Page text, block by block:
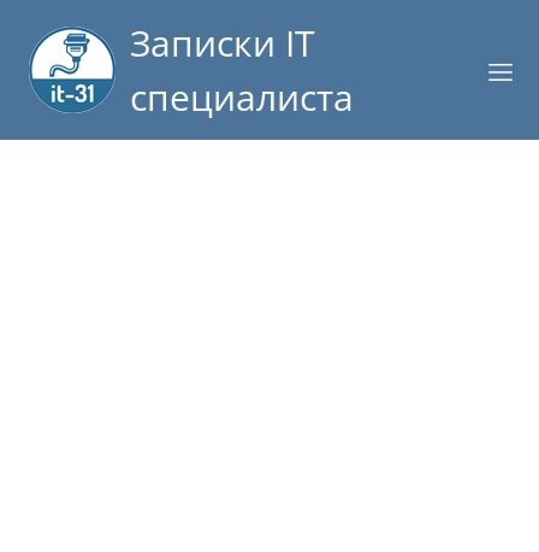
Записки IT
специалиста